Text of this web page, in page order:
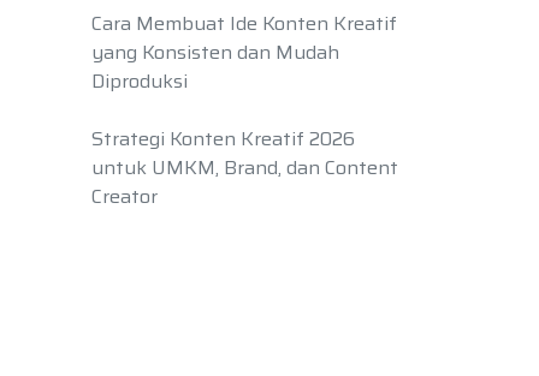
Cara Membuat Ide Konten Kreatif
yang Konsisten dan Mudah
Diproduksi
Strategi Konten Kreatif 2026
untuk UMKM, Brand, dan Content
Creator